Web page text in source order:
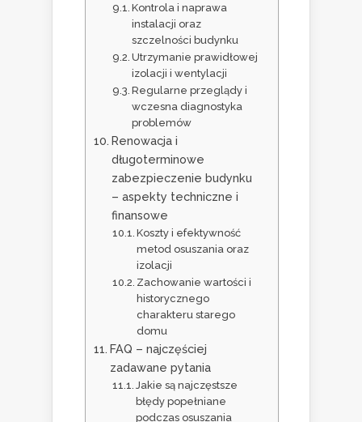
Kontrola i naprawa
instalacji oraz
szczelności budynku
Utrzymanie prawidłowej
izolacji i wentylacji
Regularne przeglądy i
wczesna diagnostyka
problemów
Renowacja i
długoterminowe
zabezpieczenie budynku
– aspekty techniczne i
finansowe
Koszty i efektywność
metod osuszania oraz
izolacji
Zachowanie wartości i
historycznego
charakteru starego
domu
FAQ – najczęściej
zadawane pytania
Jakie są najczęstsze
błędy popełniane
podczas osuszania